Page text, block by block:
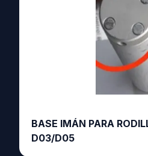
BASE IMÁN PARA
D03/D05